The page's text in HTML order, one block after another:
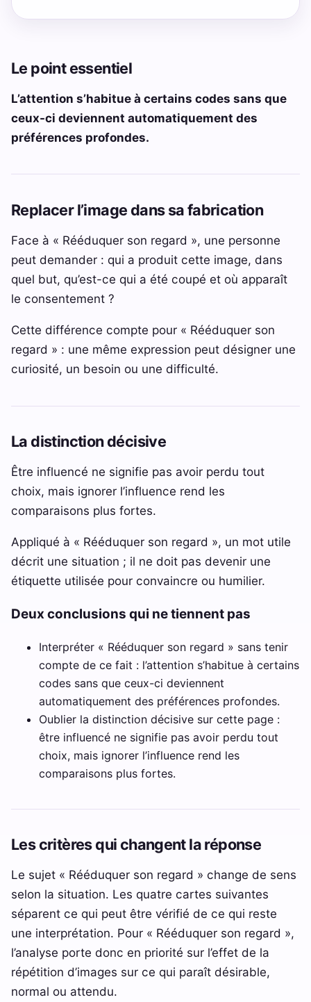
Le point essentiel
L’attention s’habitue à certains codes sans que
ceux-ci deviennent automatiquement des
préférences profondes.
Replacer l’image dans sa fabrication
Face à « Rééduquer son regard », une personne
peut demander : qui a produit cette image, dans
quel but, qu’est-ce qui a été coupé et où apparaît
le consentement ?
Cette différence compte pour « Rééduquer son
regard » : une même expression peut désigner une
curiosité, un besoin ou une difficulté.
La distinction décisive
Être influencé ne signifie pas avoir perdu tout
choix, mais ignorer l’influence rend les
comparaisons plus fortes.
Appliqué à « Rééduquer son regard », un mot utile
décrit une situation ; il ne doit pas devenir une
étiquette utilisée pour convaincre ou humilier.
Deux conclusions qui ne tiennent pas
Interpréter « Rééduquer son regard » sans tenir
compte de ce fait : l’attention s’habitue à certains
codes sans que ceux-ci deviennent
automatiquement des préférences profondes.
Oublier la distinction décisive sur cette page :
être influencé ne signifie pas avoir perdu tout
choix, mais ignorer l’influence rend les
comparaisons plus fortes.
Les critères qui changent la réponse
Le sujet « Rééduquer son regard » change de sens
selon la situation. Les quatre cartes suivantes
séparent ce qui peut être vérifié de ce qui reste
une interprétation. Pour « Rééduquer son regard »,
l’analyse porte donc en priorité sur l’effet de la
répétition d’images sur ce qui paraît désirable,
normal ou attendu.